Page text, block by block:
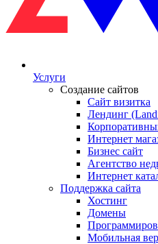
Услуги
Создание сайтов
Сайт визитка
Лендинг
Интернет
Бизнес сайт
Агентство
Интернет
Поддержка сайта
Хостинг
Домены
Мобильная